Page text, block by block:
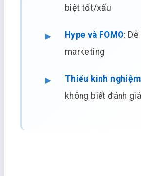
biệt tốt/xấu
Hype và FOMO:
marketing
Thiếu kinh nghiệm
không biết đánh